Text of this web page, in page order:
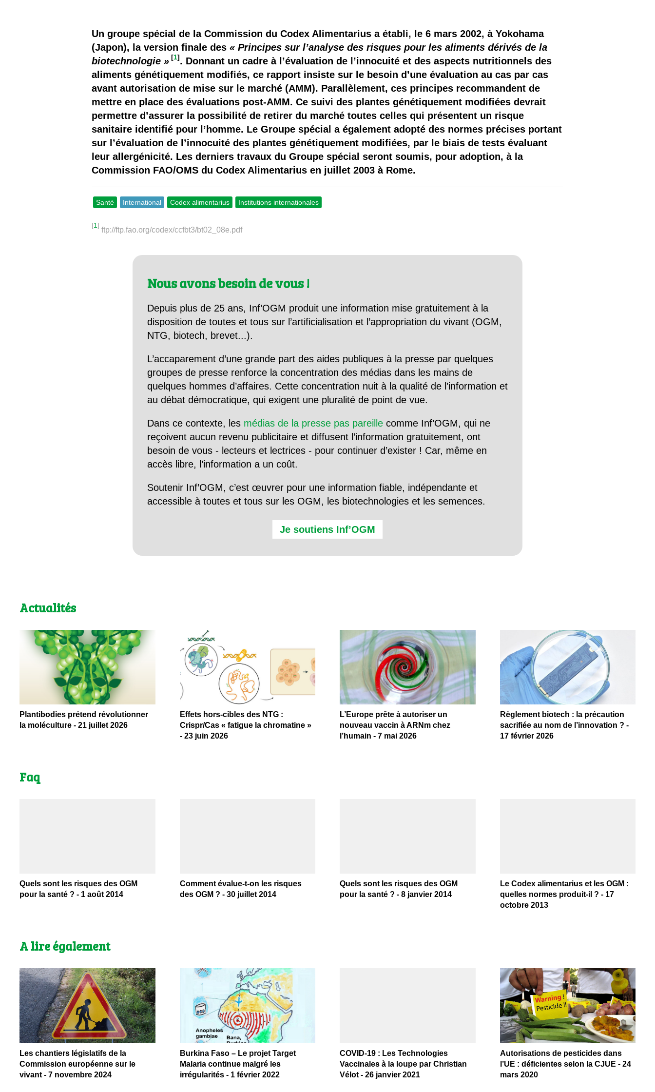
Il y a semence…. et semence
Quels sont les avantages et les inconvénients des OGM ?
Un groupe spécial de la Commission du Codex Alimentarius a établi, le 6 mars 2002, à Yokohama
(Japon), la version finale des« Principes sur l’analyse des risques pour les aliments dérivés de la
biotechnologie » [1]. Donnant un cadre à l’évaluation de l’innocuité et des aspects nutritionnels des
aliments génétiquement modifiés, ce rapport insiste sur le besoin d’une évaluation au cas par cas
avant autorisation de mise sur le marché (AMM). Parallèlement, ces principes recommandent de
mettre en place des évaluations post-AMM. Ce suivi des plantes génétiquement modifiées devrait
permettre d’assurer la possibilité de retirer du marché toutes celles qui présentent un risque
sanitaire identifié pour l’homme. Le Groupe spécial a également adopté des normes précises portant
sur l’évaluation de l’innocuité des plantes génétiquement modifiées, par le biais de tests évaluant
leur allergénicité. Les derniers travaux du Groupe spécial seront soumis, pour adoption, à la
Commission FAO/OMS du Codex Alimentarius en juillet 2003 à Rome.
Santé International Codex alimentarius Institutions internationales
[1]
ftp://ftp.fao.org/codex/ccfbt3/bt02_08e.pdf
Nous avons besoin de vous !
Depuis plus de 25 ans, Inf’OGM produit une information mise gratuitement à la
disposition de toutes et tous sur l’artificialisation et l’appropriation du vivant (OGM,
NTG, biotech, brevet...).
L’accaparement d’une grande part des aides publiques à la presse par quelques
groupes de presse renforce la concentration des médias dans les mains de
quelques hommes d’affaires. Cette concentration nuit à la qualité de l’information et
au débat démocratique, qui exigent une pluralité de point de vue.
Dans ce contexte, les médias de la presse pas pareille comme Inf’OGM, qui ne
reçoivent aucun revenu publicitaire et diffusent l’information gratuitement, ont
besoin de vous - lecteurs et lectrices - pour continuer d’exister ! Car, même en
accès libre, l’information a un coût.
Soutenir Inf’OGM, c’est œuvrer pour une information fiable, indépendante et
accessible à toutes et tous sur les OGM, les biotechnologies et les semences.
Je soutiens Inf’OGM
Actualités
Plantibodies prétend révolutionner
la moléculture - 21 juillet 2026
Effets hors-cibles des NTG :
Crispr/Cas « fatigue la chromatine »
- 23 juin 2026
L’Europe prête à autoriser un
nouveau vaccin à ARNm chez
l’humain - 7 mai 2026
Règlement biotech : la précaution
sacrifiée au nom de l’innovation ? -
17 février 2026
Faq
Quels sont les risques des OGM
pour la santé ? - 1 août 2014
Comment évalue-t-on les risques
des OGM ? - 30 juillet 2014
Quels sont les risques des OGM
pour la santé ? - 8 janvier 2014
Le Codex alimentarius et les OGM :
quelles normes produit-il ? - 17
octobre 2013
A lire également
Les chantiers législatifs de la
Commission européenne sur le
vivant - 7 novembre 2024
Burkina Faso – Le projet Target
Malaria continue malgré les
irrégularités - 1 février 2022
COVID-19 : Les Technologies
Vaccinales à la loupe par Christian
Vélot - 26 janvier 2021
Autorisations de pesticides dans
l’UE : déficientes selon la CJUE - 24
mars 2020